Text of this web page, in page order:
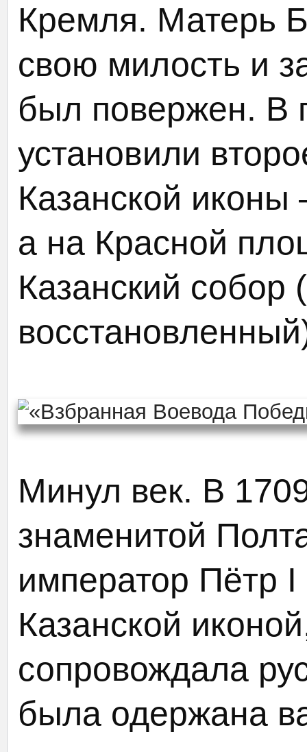
Кремля. Матерь
свою милость и
был повержен. В
установили
Казанской иконы
а на Красной
Казанский собор
Минул век. В
знаменитой
император Пётр
Казанской
сопровождала
была одержана